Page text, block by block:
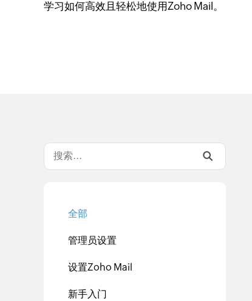
学习如何高效且轻松地使用Zoho Mail。
全部
管理员设置
设置Zoho Mail
新手入门